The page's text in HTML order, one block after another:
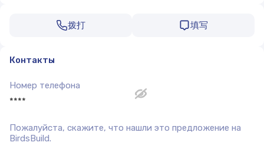
拨打 填写
Контакты
Номер телефона
****
Пожалуйста, скажите, что нашли это предложение на
BirdsBuild.